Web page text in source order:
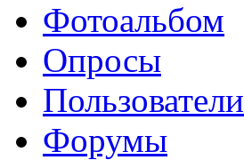
Фотоальбом
Опросы
Пользователи
Форумы